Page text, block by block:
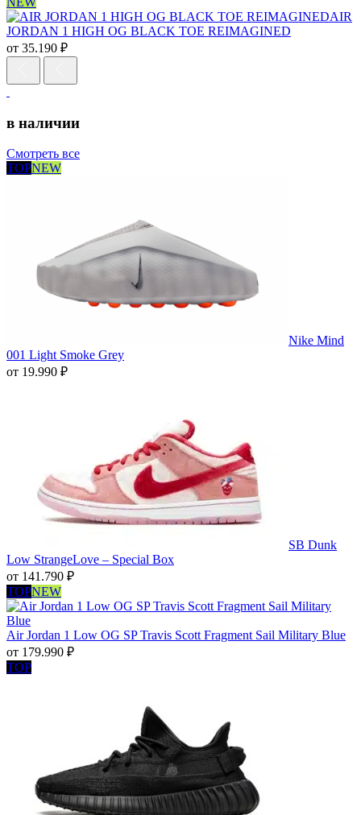
AIR
JORDAN 1 HIGH OG BLACK TOE REIMAGINED
от 35.190 ₽
в наличии
Смотреть все
TOPNEW
Nike Mind
001 Light Smoke Grey
от 19.990 ₽
SB Dunk
Low StrangeLove – Special Box
от 141.790 ₽
TOPNEW
Air Jordan 1 Low OG SP Travis Scott Fragment Sail Military Blue
от 179.990 ₽
TOP